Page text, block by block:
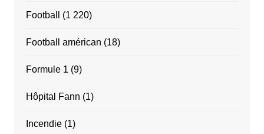
Football (1 220)
Football américan (18)
Formule 1 (9)
Hôpital Fann (1)
Incendie(1)